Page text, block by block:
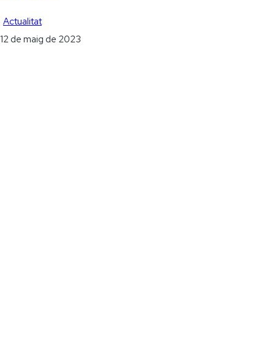
Actualitat
12 de maig de 2023